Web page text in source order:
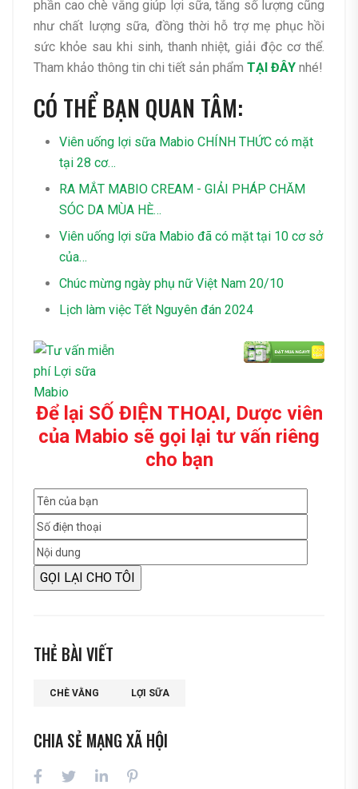
phần cao chè vằng giúp lợi sữa, tăng số lượng cũng
như chất lượng sữa, đồng thời hỗ trợ mẹ phục hồi
sức khỏe sau khi sinh, thanh nhiệt, giải độc cơ thể.
Tham khảo thông tin chi tiết sản phẩm TẠI ĐÂY nhé!
CÓ THỂ BẠN QUAN TÂM:
Viên uống lợi sữa Mabio CHÍNH THỨC có mặt
tại 28 cơ…
RA MẮT MABIO CREAM - GIẢI PHÁP CHĂM
SÓC DA MÙA HÈ…
Viên uống lợi sữa Mabio đã có mặt tại 10 cơ sở
của…
Chúc mừng ngày phụ nữ Việt Nam 20/10
Lịch làm việc Tết Nguyên đán 2024
Để lại SỐ ĐIỆN THOẠI, Dược viên
của Mabio sẽ gọi lại tư vấn riêng
cho bạn
THẺ BÀI VIẾT
CHÈ VẰNG LỢI SỮA
CHIA SẺ MẠNG XÃ HỘI